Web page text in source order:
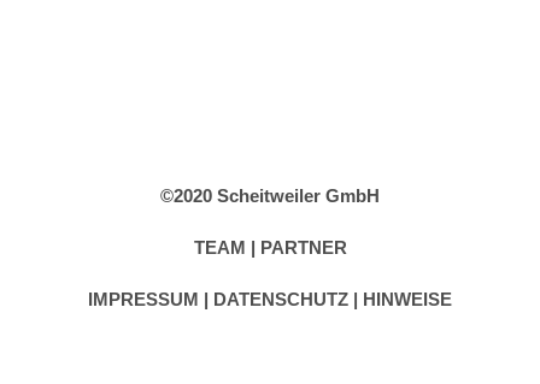
©2020 Scheitweiler GmbH
TEAM | PARTNER
IMPRESSUM | DATENSCHUTZ | HINWEISE